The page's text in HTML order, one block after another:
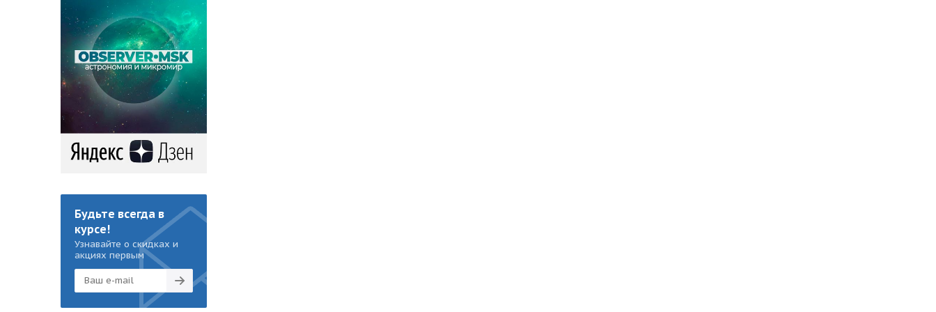
Будьте всегда в
курсе!
Узнавайте о скидках и
акциях первым